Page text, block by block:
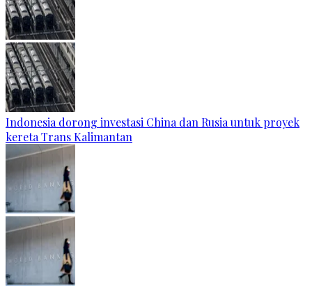
Indonesia dorong investasi China dan Rusia untuk proyek
kereta Trans Kalimantan